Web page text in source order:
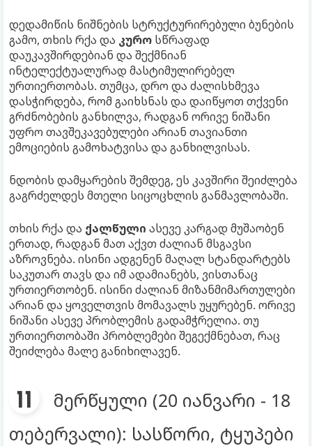
დედამიწის ნიშნების სტრუქტურირებული ბუნების
გამო, თხის რქა და კურო სწრაფად
დაუკავშირდებიან და შექმნიან
ინტელექტუალურად მასტიმულირებელ
ურთიერთობას. თუმცა, დრო და ძალისხმევა
დასჭირდება, რომ გაიხსნას და დაიწყოთ თქვენი
გრძნობების განხილვა, რადგან ორივე ნიშანი
უფრო თავშეკავებულები არიან თავიანთი
ემოციების გამოხატვისა და განხილვისას.
ნდობის დამყარების შემდეგ, ეს კავშირი შეიძლება
გაგრძელდეს მთელი სიცოცხლის განმავლობაში.
თხის რქა და ქალწული ასევე კარგად მუშაობენ
ერთად, რადგან მათ აქვთ ძალიან მსგავსი
აზროვნება. ისინი ადგენენ მაღალ სტანდარტებს
საკუთარ თავს და იმ ადამიანებს, ვისთანაც
ურთიერთობენ. ისინი ძალიან მიზანმიმართულები
არიან და ყოველთვის მომავალს უყურებენ. ორივე
ნიშანი ასევე პრობლემის გადამჭრელია. თუ
ურთიერთობაში პრობლემები შეგექმნებათ, რაც
შეიძლება მალე განიხილავენ.
მერწყული (20 იანვარი - 18
თებერვალი): სასწორი, ტყუპები